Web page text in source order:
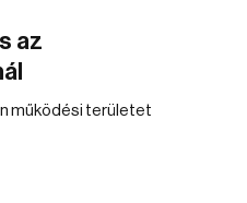
az
működési területet